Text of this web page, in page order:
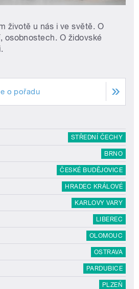
životě u nás i ve světě. O
osobnostech. O židovské
o pořadu
STŘEDNÍ ČECHY
BRNO
ČESKÉ BUDĚJOVICE
HRADEC KRÁLOVÉ
KARLOVY VARY
LIBEREC
OLOMOUC
OSTRAVA
PARDUBICE
PLZEŇ